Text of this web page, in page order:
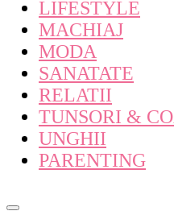
LIFESTYLE
MACHIAJ
MODA
SANATATE
RELATII
TUNSORI &
UNGHII
PARENTING